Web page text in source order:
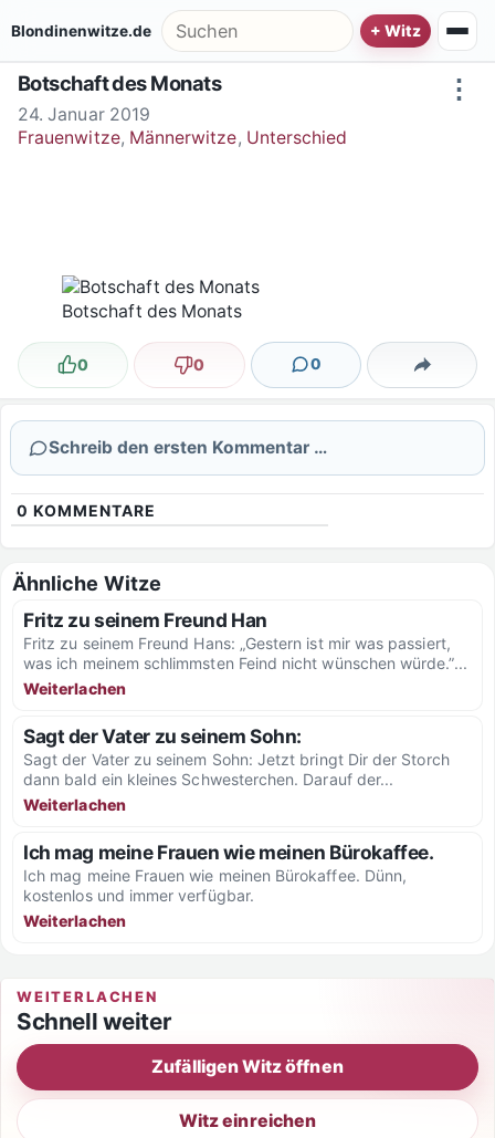
Blondinenwitze.de Suche nach:
⋮
Botschaft des Monats
24. Januar 2019
Frauenwitze, Männerwitze, Unterschied
Botschaft des Monats
Lustig
0 Nicht lustig
0 0
Kommentare Teilen
Schreib den ersten Kommentar …
0 KOMMENTARE
Ähnliche Witze
Fritz zu seinem Freund Han
Fritz zu seinem Freund Hans: „Gestern ist mir was passiert,
was ich meinem schlimmsten Feind nicht wünschen würde.”...
Weiterlachen
Sagt der Vater zu seinem Sohn:
Sagt der Vater zu seinem Sohn: Jetzt bringt Dir der Storch
dann bald ein kleines Schwesterchen. Darauf der...
Weiterlachen
Ich mag meine Frauen wie meinen Bürokaffee.
Ich mag meine Frauen wie meinen Bürokaffee. Dünn,
kostenlos und immer verfügbar.
Weiterlachen
WEITERLACHEN
Schnell weiter
Zufälligen Witz öffnen
Witz einreichen